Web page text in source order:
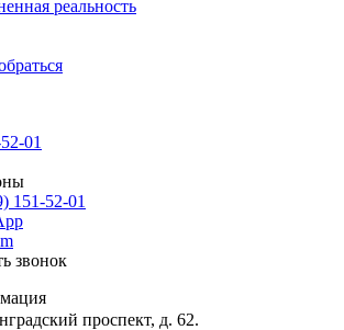
реальность
01
151-52-01
звонок
проспект, д. 62.